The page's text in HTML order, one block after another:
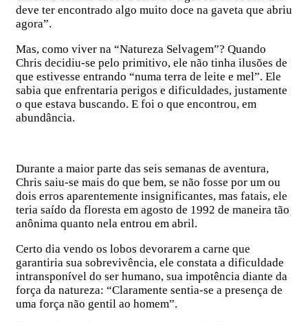
deve ter encontrado algo muito doce na gaveta que abriu
agora”.
Mas, como viver na “Natureza Selvagem”? Quando
Chris decidiu-se pelo primitivo, ele não tinha ilusões de
que estivesse entrando “numa terra de leite e mel”. Ele
sabia que enfrentaria perigos e dificuldades, justamente
o que estava buscando. E foi o que encontrou, em
abundância.
Durante a maior parte das seis semanas de aventura,
Chris saiu-se mais do que bem, se não fosse por um ou
dois erros aparentemente insignificantes, mas fatais, ele
teria saído da floresta em agosto de 1992 de maneira tão
anônima quanto nela entrou em abril.
Certo dia vendo os lobos devorarem a carne que
garantiria sua sobrevivência, ele constata a dificuldade
intransponível do ser humano, sua impotência diante da
força da natureza: “Claramente sentia-se a presença de
uma força não gentil ao homem”.